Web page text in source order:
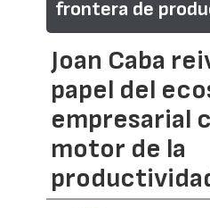
frontera de
Joan Caba
papel del
empresarial
motor de la